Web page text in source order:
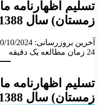
تسلیم اظهارنامه
زمستان) سال 1388
آخرین بروزرسانی: 10/10/2024
24 زمان مطالعه یک دقیقه
تسلیم اظهارنامه
زمستان) سال 1388